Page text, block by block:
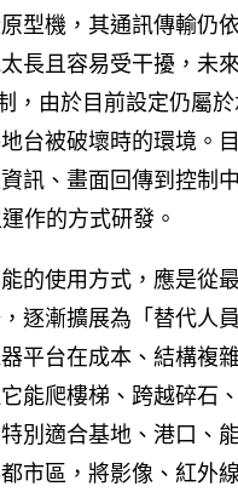
型機，其通訊傳輸仍
長且容易受干擾，未
，由於目前設定仍屬
台被破壞時的環境。
訊、畫面回傳到控制
作的方式研發。
的使用方式，應是從
逐漸擴展為「替代人
平台在成本、結構複
能爬樓梯、跨越碎石
別適合基地、港口、
市區，將影像、紅外